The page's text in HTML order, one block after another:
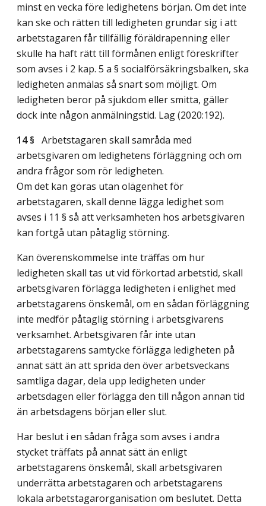
minst en vecka före ledighetens början. Om det inte
kan ske och rätten till ledigheten grundar sig i att
arbetstagaren får tillfällig föräldrapenning eller
skulle ha haft rätt till förmånen enligt föreskrifter
som avses i 2 kap. 5 a § socialförsäkringsbalken, ska
ledigheten anmälas så snart som möjligt. Om
ledigheten beror på sjukdom eller smitta, gäller
dock inte någon anmälningstid. Lag (2020:192).
14 § Arbetstagaren skall samråda med
arbetsgivaren om ledighetens förläggning och om
andra frågor som rör ledigheten.
Om det kan göras utan olägenhet för
arbetstagaren, skall denne lägga ledighet som
avses i 11 § så att verksamheten hos arbetsgivaren
kan fortgå utan påtaglig störning.
Kan överenskommelse inte träffas om hur
ledigheten skall tas ut vid förkortad arbetstid, skall
arbetsgivaren förlägga ledigheten i enlighet med
arbetstagarens önskemål, om en sådan förläggning
inte medför påtaglig störning i arbetsgivarens
verksamhet. Arbetsgivaren får inte utan
arbetstagarens samtycke förlägga ledigheten på
annat sätt än att sprida den över arbetsveckans
samtliga dagar, dela upp ledigheten under
arbetsdagen eller förlägga den till någon annan tid
än arbetsdagens början eller slut.
Har beslut i en sådan fråga som avses i andra
stycket träffats på annat sätt än enligt
arbetstagarens önskemål, skall arbetsgivaren
underrätta arbetstagaren och arbetstagarens
lokala arbetstagarorganisation om beslutet. Detta